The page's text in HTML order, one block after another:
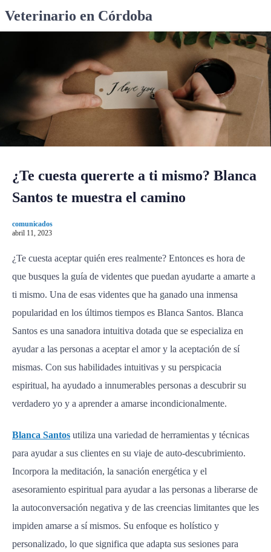
Veterinario en Córdoba
¿Te cuesta quererte a ti mismo? Blanca
Santos te muestra el camino
comunicados
abril 11, 2023
¿Te cuesta aceptar quién eres realmente? Entonces es hora de
que busques la guía de videntes que puedan ayudarte a amarte a
ti mismo. Una de esas videntes que ha ganado una inmensa
popularidad en los últimos tiempos es Blanca Santos. Blanca
Santos es una sanadora intuitiva dotada que se especializa en
ayudar a las personas a aceptar el amor y la aceptación de sí
mismas. Con sus habilidades intuitivas y su perspicacia
espiritual, ha ayudado a innumerables personas a descubrir su
verdadero yo y a aprender a amarse incondicionalmente.
Blanca Santos utiliza una variedad de herramientas y técnicas
para ayudar a sus clientes en su viaje de auto-descubrimiento.
Incorpora la meditación, la sanación energética y el
asesoramiento espiritual para ayudar a las personas a liberarse de
la autoconversación negativa y de las creencias limitantes que les
impiden amarse a sí mismos. Su enfoque es holístico y
personalizado, lo que significa que adapta sus sesiones para